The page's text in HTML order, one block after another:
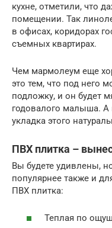
кухне, отметили, что
помещении. Так
в офисах, коридорах
съемных квартирах.
Чем мармолеум еще
это тем, что под него
подложку, и он будет
годовалого малыша. А
укладка этого
ПВХ плитка –
Вы будете удивлены,
популярнее также и
ПВХ плитка:
Теплая по